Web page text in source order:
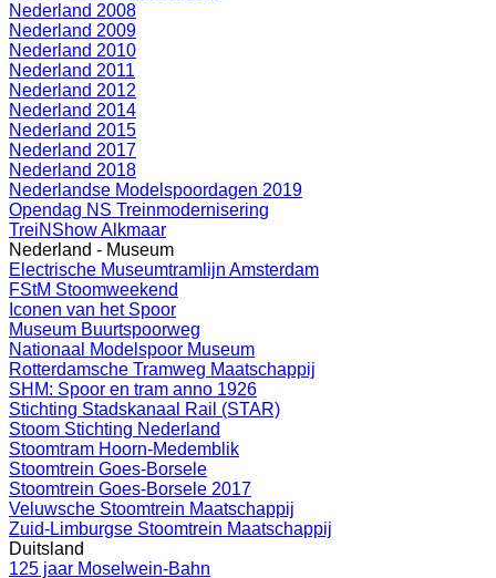
Nederland 2008
Nederland 2009
Nederland 2010
Nederland 2011
Nederland 2012
Nederland 2014
Nederland 2015
Nederland 2017
Nederland 2018
Nederlandse Modelspoordagen 2019
Opendag NS Treinmodernisering
TreiNShow Alkmaar
Nederland - Museum
Electrische Museumtramlijn Amsterdam
FStM Stoomweekend
Iconen van het Spoor
Museum Buurtspoorweg
Nationaal Modelspoor Museum
Rotterdamsche Tramweg Maatschappij
SHM: Spoor en tram anno 1926
Stichting Stadskanaal Rail (STAR)
Stoom Stichting Nederland
Stoomtram Hoorn-Medemblik
Stoomtrein Goes-Borsele
Stoomtrein Goes-Borsele 2017
Veluwsche Stoomtrein Maatschappij
Zuid-Limburgse Stoomtrein Maatschappij
Duitsland
125 jaar Moselwein-Bahn